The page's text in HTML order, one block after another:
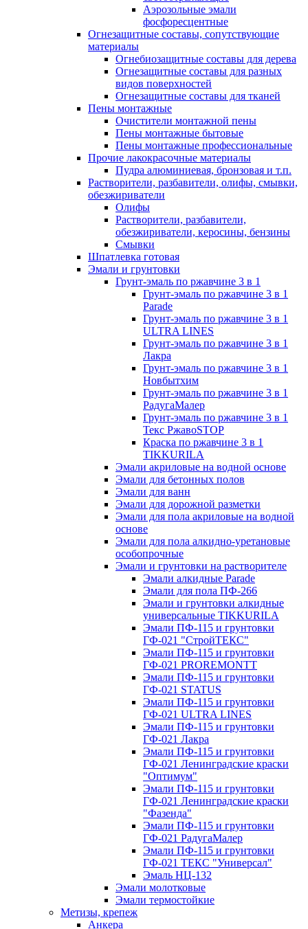
Аэрозольные эмали
фосфоресцентные
Огнезащитные составы, сопутствующие
материалы
Огнебиозащитные составы для дерева
Огнезащитные составы для разных
видов поверхностей
Огнезащитные составы для тканей
Пены монтажные
Очистители монтажной пены
Пены монтажные бытовые
Пены монтажные профессиональные
Прочие лакокрасочные материалы
Пудра алюминиевая, бронзовая и т.п.
Растворители, разбавители, олифы, смывки,
обезжириватели
Олифы
Растворители, разбавители,
обезжириватели, керосины, бензины
Смывки
Шпатлевка готовая
Эмали и грунтовки
Грунт-эмаль по ржавчине 3 в 1
Грунт-эмаль по ржавчине 3 в 1
Parade
Грунт-эмаль по ржавчине 3 в 1
ULTRA LINES
Грунт-эмаль по ржавчине 3 в 1
Лакра
Грунт-эмаль по ржавчине 3 в 1
Новбытхим
Грунт-эмаль по ржавчине 3 в 1
РадугаМалер
Грунт-эмаль по ржавчине 3 в 1
Текс РжавоSTOP
Краска по ржавчине 3 в 1
TIKKURILA
Эмали акриловые на водной основе
Эмали для бетонных полов
Эмали для ванн
Эмали для дорожной разметки
Эмали для пола акриловые на водной
основе
Эмали для пола алкидно-уретановые
особопрочные
Эмали и грунтовки на растворителе
Эмали алкидные Parade
Эмали для пола ПФ-266
Эмали и грунтовки алкидные
универсальные TIKKURILA
Эмали ПФ-115 и грунтовки
ГФ-021 "СтройТЕКС"
Эмали ПФ-115 и грунтовки
ГФ-021 PROREMONTT
Эмали ПФ-115 и грунтовки
ГФ-021 STATUS
Эмали ПФ-115 и грунтовки
ГФ-021 ULTRA LINES
Эмали ПФ-115 и грунтовки
ГФ-021 Лакра
Эмали ПФ-115 и грунтовки
ГФ-021 Ленинградские краски
"Оптимум"
Эмали ПФ-115 и грунтовки
ГФ-021 Ленинградские краски
"Фазенда"
Эмали ПФ-115 и грунтовки
ГФ-021 РадугаМалер
Эмали ПФ-115 и грунтовки
ГФ-021 ТЕКС "Универсал"
Эмаль НЦ-132
Эмали молотковые
Эмали термостойкие
Метизы, крепеж
Анкера